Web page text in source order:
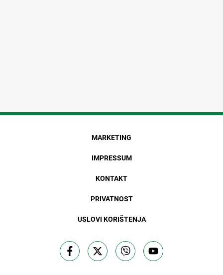
MARKETING
IMPRESSUM
KONTAKT
PRIVATNOST
USLOVI KORIŠTENJA